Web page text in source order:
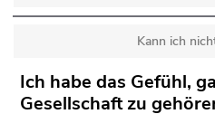
Kann ich
Ich habe das Gefühl,
Gesellschaft zu